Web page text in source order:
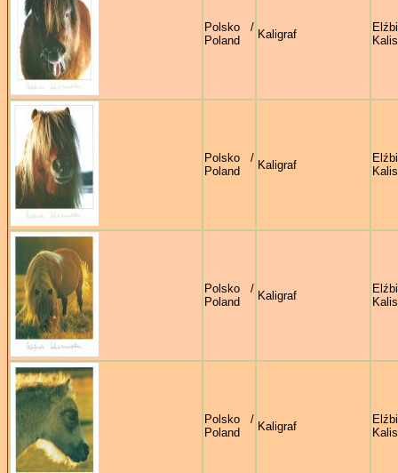
Polsko /
Poland
Kaligraf
Polsko /
Poland
Kaligraf
Polsko /
Poland
Kaligraf
Polsko /
Poland
Kaligraf